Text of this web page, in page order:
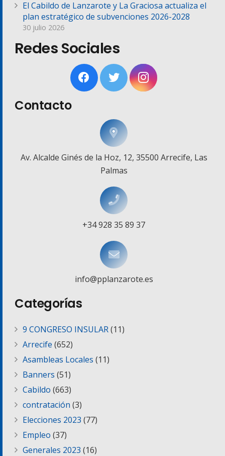
El Cabildo de Lanzarote y La Graciosa actualiza el
plan estratégico de subvenciones 2026-2028
30 julio 2026
Redes Sociales
Contacto
Av. Alcalde Ginés de la Hoz, 12, 35500 Arrecife, Las
Palmas
+34 928 35 89 37
info@pplanzarote.es
Categorías
9 CONGRESO INSULAR(11)
Arrecife (652)
Asambleas Locales (11)
Banners (51)
Cabildo (663)
contratación (3)
Elecciones 2023 (77)
Empleo (37)
Generales 2023 (16)